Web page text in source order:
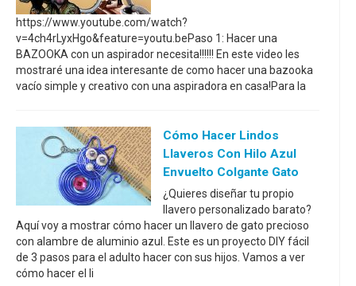
https://www.youtube.com/watch?
v=4ch4rLyxHgo&feature=youtu.bePaso 1: Hacer una
BAZOOKA con un aspirador necesita!!!!!! En este video les
mostraré una idea interesante de como hacer una bazooka
vacío simple y creativo con una aspiradora en casa!Para la
Cómo Hacer Lindos
Llaveros Con Hilo Azul
Envuelto Colgante Gato
¿Quieres diseñar tu propio
llavero personalizado barato?
Aquí voy a mostrar cómo hacer un llavero de gato precioso
con alambre de aluminio azul. Este es un proyecto DIY fácil
de 3 pasos para el adulto hacer con sus hijos. Vamos a ver
cómo hacer el li